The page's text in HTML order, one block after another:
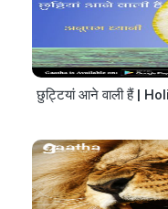
छुट्टियां आने वाली हैं |